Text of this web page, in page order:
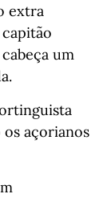
extra
um
açorianos